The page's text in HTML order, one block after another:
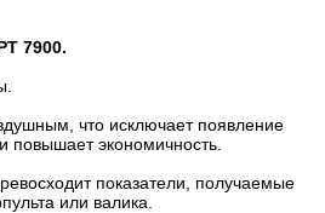
7900.
что исключает появление
повышает экономичность.
показатели, получаемые
или валика.